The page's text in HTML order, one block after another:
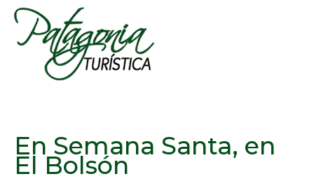
En Semana Santa, en
El Bolsón